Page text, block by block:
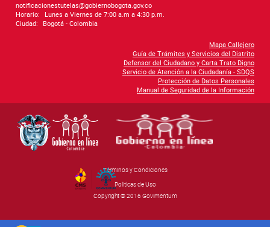
notificacionestutelas@gobiernobogota.gov.co
Horario:
Lunes a Viernes de 7:00 a.m a 4:30 p.m.
Ciudad:
Bogotá - Colombia
Mapa Callejero
Guía de Trámites y Servicios del Distrito
Defensor del Ciudadano y Carta Trato Digno
Servicio de Atención a la Ciudadanía - SDQS
Protección de Datos Personales
Manual de Seguridad de la Información
Términos y Condiciones
Políticas de Uso
Copyright © 2016 Govimentum
By Govimentum